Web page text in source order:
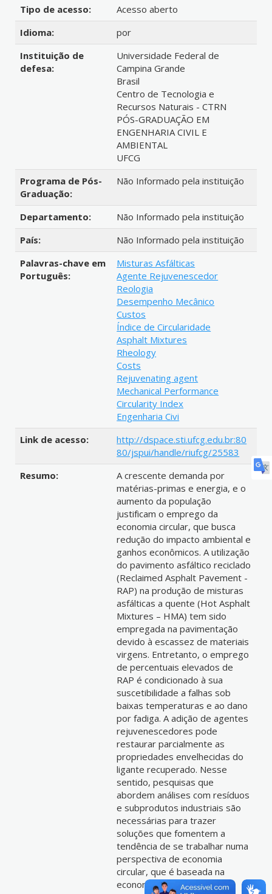
Tipo de acesso:
Acesso aberto
Idioma:
por
Instituição de
defesa:
Universidade Federal de
Campina Grande
Brasil
Centro de Tecnologia e
Recursos Naturais - CTRN
PÓS-GRADUAÇÃO EM
ENGENHARIA CIVIL E
AMBIENTAL
UFCG
Programa de Pós-
Graduação:
Não Informado pela instituição
Departamento:
Não Informado pela instituição
País:
Não Informado pela instituição
Palavras-chave em
Português:
Misturas Asfálticas
Agente Rejuvenescedor
Reologia
Desempenho Mecânico
Custos
Índice de Circularidade
Asphalt Mixtures
Rheology
Costs
Rejuvenating agent
Mechanical Performance
Circularity Index
Engenharia Civi
Link de acesso:
http://dspace.sti.ufcg.edu.br:80
80/jspui/handle/riufcg/25583
Resumo:
A crescente demanda por
matérias-primas e energia, e o
aumento da população
justificam o emprego da
economia circular, que busca
redução do impacto ambiental e
ganhos econômicos. A utilização
do pavimento asfáltico reciclado
(Reclaimed Asphalt Pavement -
RAP) na produção de misturas
asfálticas a quente (Hot Asphalt
Mixtures – HMA) tem sido
empregada na pavimentação
devido à escassez de materiais
virgens. Entretanto, o emprego
de percentuais elevados de
RAP é condicionado à sua
suscetibilidade a falhas sob
baixas temperaturas e ao dano
por fadiga. A adição de agentes
rejuvenescedores pode
restaurar parcialmente as
propriedades envelhecidas do
ligante recuperado. Nesse
sentido, pesquisas que
abordem análises com resíduos
e subprodutos industriais são
necessárias para trazer
soluções que fomentem a
tendência de se trabalhar numa
perspectiva de economia
circular, que é baseada na
economia e na circulação de